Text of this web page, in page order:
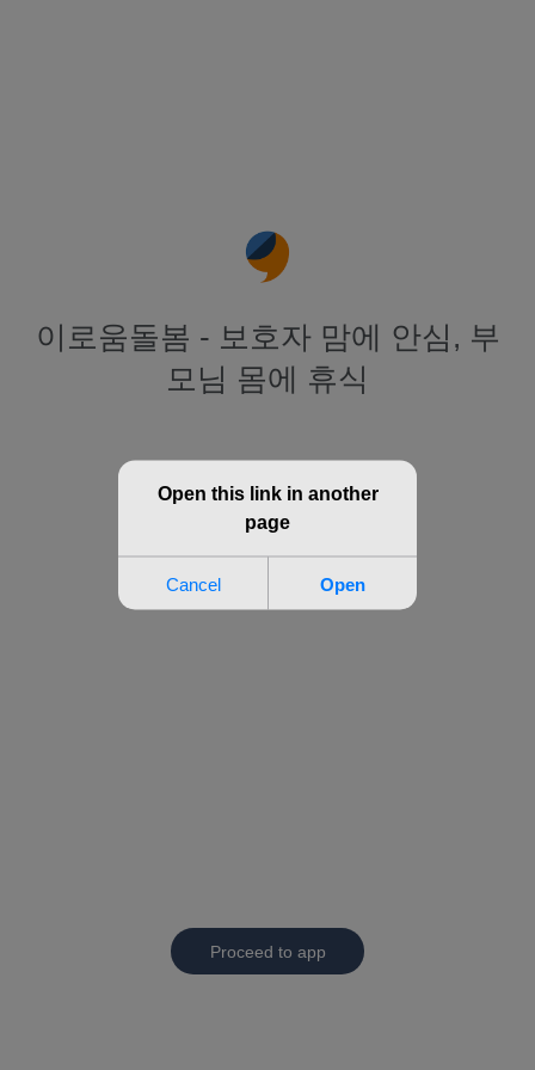
이로움돌봄 - 보호자 맘에 안심, 부
모님 몸에 휴식
Proceed to app